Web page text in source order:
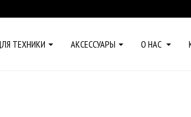
ТЕХНИКИ АКСЕССУАРЫ О НАС